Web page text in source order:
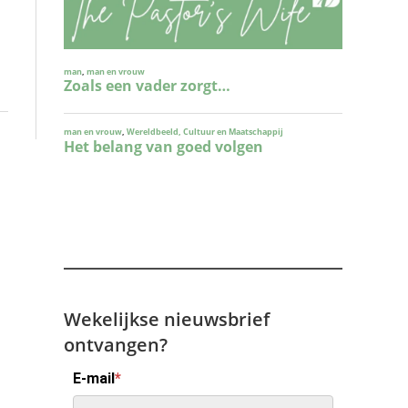
Wekelijkse nieuwsbrief
ontvangen?